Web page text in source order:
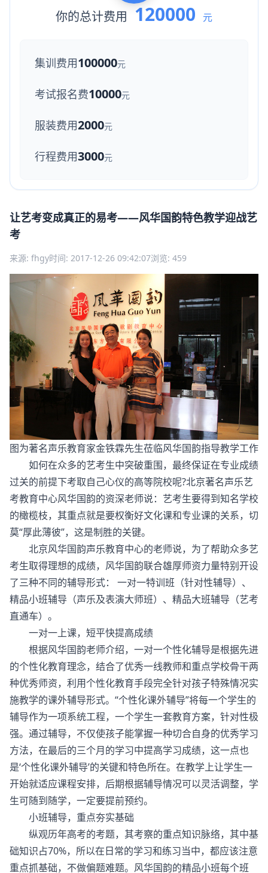
你的总计费用 120000 元
集训费用100000元
考试报名费10000元
服装费用2000元
行程费用3000元
让艺考变成真正的易考——风华国韵特色教学迎战艺
考
来源: fhgy时间: 2017-12-26 09:42:07浏览: 459
图为著名声乐教育家金铁霖先生莅临风华国韵指导教学工作
如何在众多的艺考生中突破重围，最终保证在专业成绩
过关的前提下考取自己心仪的高等院校呢?北京著名声乐艺
考教育中心风华国韵的资深老师说：艺考生要得到知名学校
的橄榄枝，其重点就是要权衡好文化课和专业课的关系，切
莫“厚此薄彼”，这是制胜的关键。
北京风华国韵声乐教育中心的老师说，为了帮助众多艺
考生取得理想的成绩，风华国韵联合雄厚师资力量特别开设
了三种不同的辅导形式： 一对一特训班（针对性辅导）、
精品小班辅导（声乐及表演大师班）、精品大班辅导（艺考
直通车）。
一对一上课，短平快提高成绩
根据风华国韵老师介绍，一对一个性化辅导是根据先进
的个性化教育理念，结合了优秀一线教师和重点学校骨干两
种优秀师资，利用个性化教育手段完全针对孩子特殊情况实
施教学的课外辅导形式。“个性化课外辅导”将每一个学生的
辅导作为一项系统工程，一个学生一套教育方案，针对性极
强。通过辅导，不仅使孩子能掌握一种切合自身的优秀学习
方法，在最后的三个月的学习中提高学习成绩，这一点也
是‘个性化课外辅导’的关键和特色所在。在教学上让学生一
开始就适应课程安排，后期根据辅导情况可以灵活调整，学
生可随到随学，一定要提前预约。
小班辅导，重点夯实基础
纵观历年高考的考题，其考察的重点知识脉络，其中基
础知识占70%，所以在日常的学习和练习当中，都应该注意
重点抓基础，不做偏题难题。风华国韵的精品小班每个班